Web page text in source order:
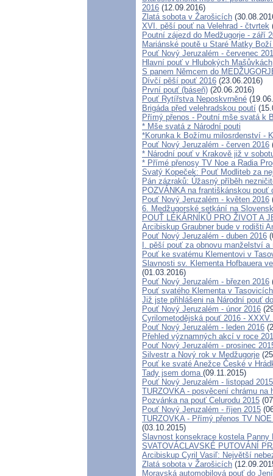
2016 (12.09.2016)
Zlatá sobota v Žarošicích
XVI. pěší pouť na Velehrad - čtvrtek
Poutní zájezd do Medžugorje - září
Mariánské poutě u Staré Matky
Pouť Nový Jeruzalém - červenec
Hlavní pouť v Hlubokých Mašůvkách
S panem Němcem do
Dívčí pěší pouť 2016 (23.06.2016)
První pouť (báseň) (20.06.2016)
Pouť Rytířstva Neposkvrněné
Brigáda před velehradskou poutí
Přímý přenos - Poutní mše svatá k
* Mše svatá z Národní pouti
*Korunka k Božímu milosrdenství -
Pouť Nový Jeruzalém - červen 2016
* Národní pouť v Krakově již v
* Přímé přenosy TV Noe a Radia
Svatý Kopeček: Pouť Modliteb za
Pán zázraků: Úžasný příběh
POZVÁNKA na františkánskou
Pouť Nový Jeruzalém - květen 2016
6. Medžugorské setkání na
POUŤ LÉKÁRNÍKŮ PRO ŽIVOT A
Arcibiskup Graubner bude v rodišti
Pouť Nový Jeruzalém - duben 2016
I. pěší pouť za obnovu manželství
Pouť ke svatému Klementovi v
Slavnosti sv. Klementa Hofbauera
(01.03.2016)
Pouť Nový Jeruzalém - březen 2016
Pouť svatého Klementa v
Již jste přihlášeni na Národní pouť
Pouť Nový Jeruzalém - únor 2016
Cyrilometodějská pouť 2016 -
Pouť Nový Jeruzalém - leden 2016
Přehled významných akcí v roce
Pouť Nový Jeruzalém - prosinec
Silvestr a Nový rok v Medžugorje
Pouť ke svaté Anežce České v
Tady jsem doma (09.11.2015)
Pouť Nový Jeruzalém - listopad 2015
TURZOVKA - posvěcení chrámu na
Pozvánka na pouť Celurodu 2015
Pouť Nový Jeruzalém - říjen 2015
TURZOVKA - Přímý přenos TV
(03.10.2015)
Slavnost konsekrace kostela
SVATOVÁCLAVSKÉ PUTOVÁNÍ
Arcibiskup Cyril Vasiľ: Největší
Zlatá sobota v Žarošicích
Moravská automobilová pouť do